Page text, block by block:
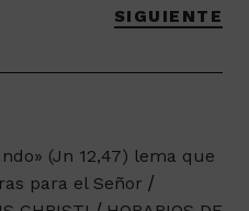
SIGUIENTE
(Jn 12,47) lema que
para el Señor